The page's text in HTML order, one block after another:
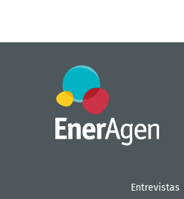
Entrevistas